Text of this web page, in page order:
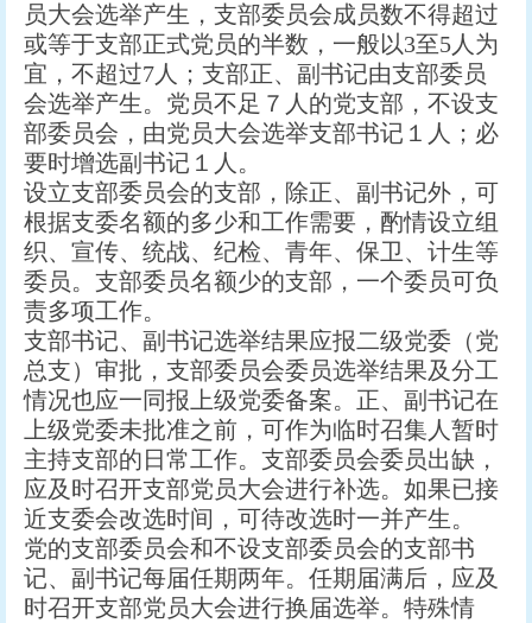
员大会选举产生，支部委员会成员数不得超过
或等于支部正式党员的半数，一般以3至5人为
宜，不超过7人；支部正、副书记由支部委员
会选举产生。党员不足７人的党支部，不设支
部委员会，由党员大会选举支部书记１人；必
要时增选副书记１人。
设立支部委员会的支部，除正、副书记外，可
根据支委名额的多少和工作需要，酌情设立组
织、宣传、统战、纪检、青年、保卫、计生等
委员。支部委员名额少的支部，一个委员可负
责多项工作。
支部书记、副书记选举结果应报二级党委（党
总支）审批，支部委员会委员选举结果及分工
情况也应一同报上级党委备案。正、副书记在
上级党委未批准之前，可作为临时召集人暂时
主持支部的日常工作。支部委员会委员出缺，
应及时召开支部党员大会进行补选。如果已接
近支委会改选时间，可待改选时一并产生。
党的支部委员会和不设支部委员会的支部书
记、副书记每届任期两年。任期届满后，应及
时召开支部党员大会进行换届选举。特殊情